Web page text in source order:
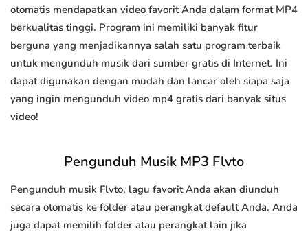
otomatis mendapatkan video favorit Anda dalam format MP4
berkualitas tinggi. Program ini memiliki banyak fitur
berguna yang menjadikannya salah satu program terbaik
untuk mengunduh musik dari sumber gratis di Internet. Ini
dapat digunakan dengan mudah dan lancar oleh siapa saja
yang ingin mengunduh video mp4 gratis dari banyak situs
video!
Pengunduh Musik MP3 Flvto
Pengunduh musik Flvto, lagu favorit Anda akan diunduh
secara otomatis ke folder atau perangkat default Anda. Anda
juga dapat memilih folder atau perangkat lain jika